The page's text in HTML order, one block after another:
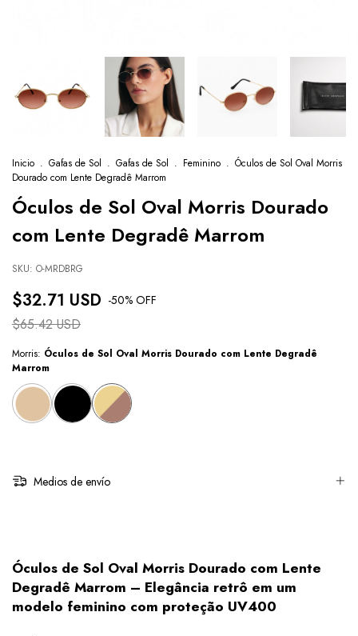
Inicio . Gafas de Sol . Gafas de Sol . Feminino . Óculos de Sol Oval Morris
Dourado com Lente Degradê Marrom
Óculos de Sol Oval Morris Dourado
com Lente Degradê Marrom
SKU: O-MRDBRG
$32.71 USD -50% OFF
$65.42 USD
Morris: Óculos de Sol Oval Morris Dourado com Lente Degradê
Marrom
Medios de envío
Óculos de Sol Oval Morris Dourado com Lente
Degradê Marrom – Elegância retrô em um
modelo feminino com proteção UV400